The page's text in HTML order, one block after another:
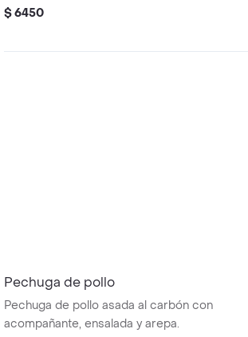
$ 6450
Pechuga de pollo
Pechuga de pollo asada al carbón con
acompañante, ensalada y arepa.